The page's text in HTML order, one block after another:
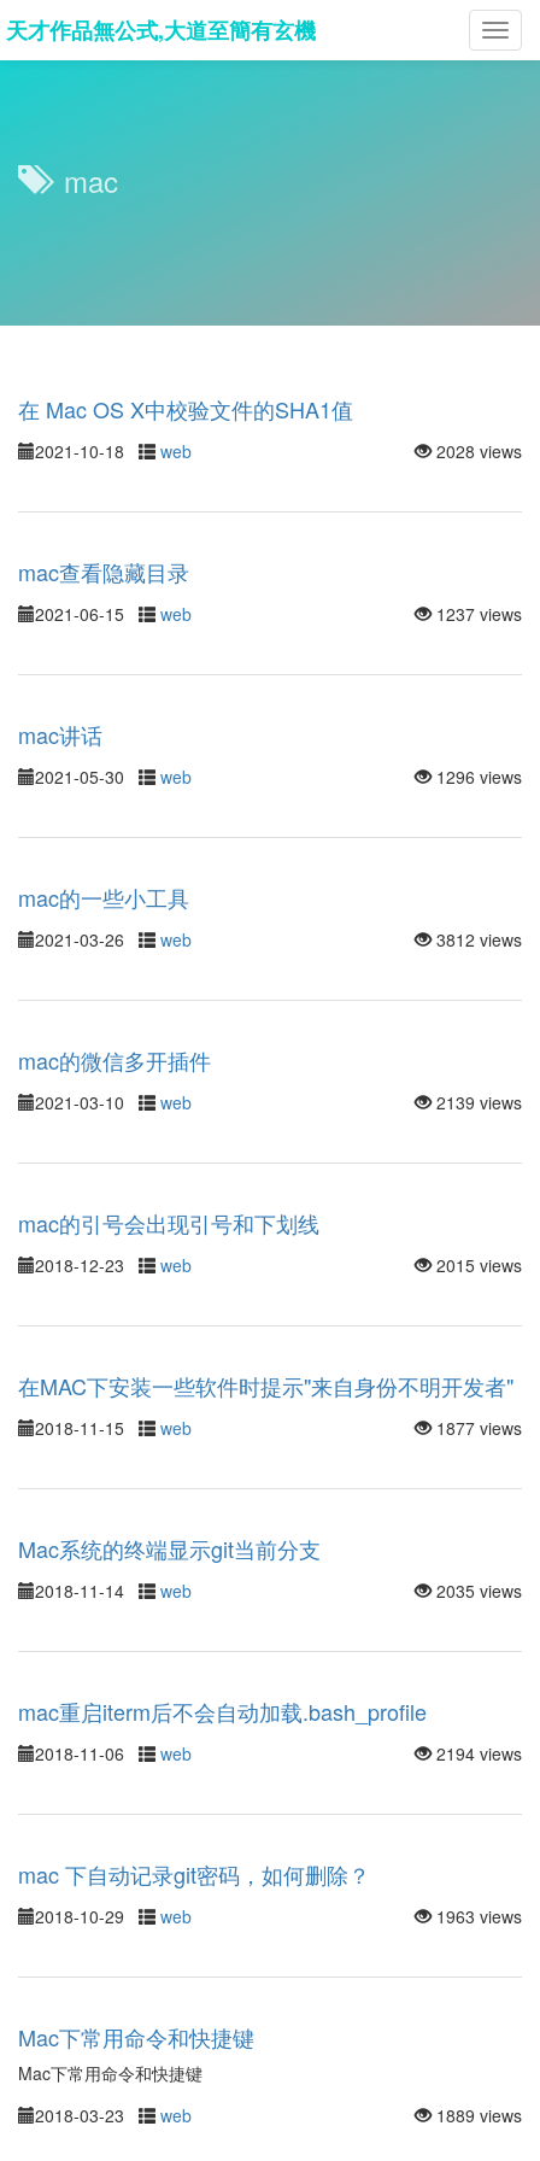
天才作品無公式,大道至簡有玄機
mac
在 Mac OS X中校验文件的SHA1值
2021-10-18 web 2028 views
mac查看隐藏目录
2021-06-15 web 1237 views
mac讲话
2021-05-30 web 1296 views
mac的一些小工具
2021-03-26 web 3812 views
mac的微信多开插件
2021-03-10 web 2139 views
mac的引号会出现引号和下划线
2018-12-23 web 2015 views
在MAC下安装一些软件时提示"来自身份不明开发者"
2018-11-15 web 1877 views
Mac系统的终端显示git当前分支
2018-11-14 web 2035 views
mac重启iterm后不会自动加载.bash_profile
2018-11-06 web 2194 views
mac 下自动记录git密码，如何删除？
2018-10-29 web 1963 views
Mac下常用命令和快捷键
Mac下常用命令和快捷键
2018-03-23
web 1889 views